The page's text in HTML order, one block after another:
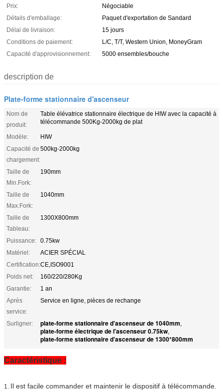
Prix:
Négociable
Détails d'emballage:
Paquet d'exportation de Sandard
Délai de livraison:
15 jours
Conditions de paiement:
L/C, T/T, Western Union, MoneyGram
Capacité d'approvisionnement:
5000 ensembles/bouche
description de
Plate-forme stationnaire d'ascenseur
Nom de
produit:
Table élévatrice stationnaire électrique de HIW avec la capacité à
télécommande 500Kg-2000kg de plat
Modèle:
HIW
Capacité de
chargement:
500kg-2000kg
Taille de
Min.Fork:
190mm
Taille de
Max.Fork:
1040mm
Taille de
Tableau:
1300X800mm
Puissance: 0.75kw
Matériel:
ACIER SPÉCIAL
Certification:CE,ISO9001
Poids net:
160/220/280Kg
Garantie:
1 an
Après
service:
Service en ligne, pièces de rechange
Surligner: plate-forme stationnaire d'ascenseur de 1040mm,
plate-forme électrique de l'ascenseur 0.75kw,
plate-forme stationnaire d'ascenseur de 1300*800mm
Caractéristique :
1. Il est facile commander et maintenir le dispositif à télécommande.